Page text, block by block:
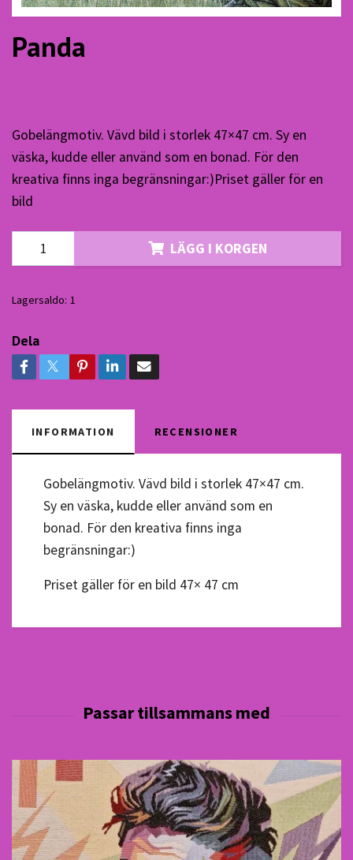
Panda
Gobelängmotiv. Vävd bild i storlek 47×47 cm. Sy en
väska, kudde eller använd som en bonad. För den
kreativa finns inga begränsningar:)Priset gäller för en
bild
LÄGG I KORGEN
Lagersaldo: 1
Dela
INFORMATION RECENSIONER
Gobelängmotiv. Vävd bild i storlek 47×47 cm.
Sy en väska, kudde eller använd som en
bonad. För den kreativa finns inga
begränsningar:)
Priset gäller för en bild 47× 47 cm